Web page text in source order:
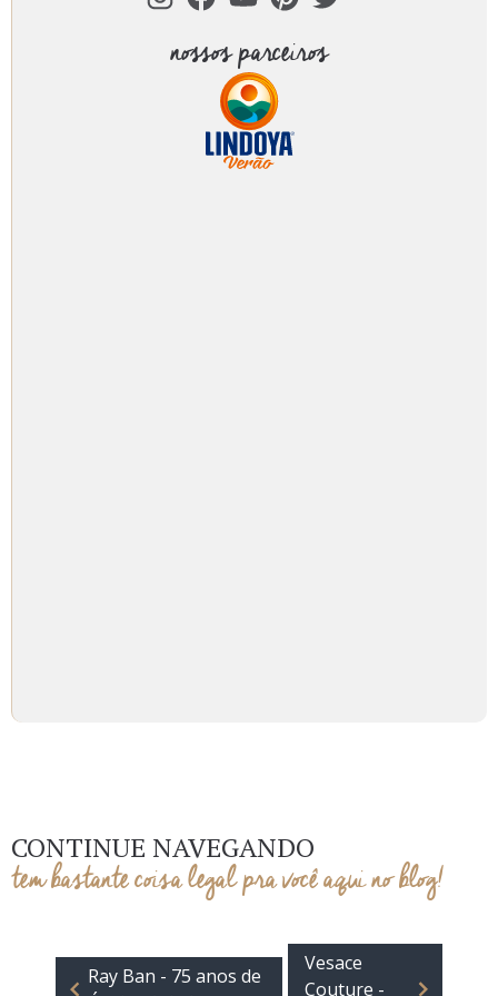
nossos parceiros
CONTINUE NAVEGANDO
tem bastante coisa legal pra você aqui no blog!
Ray Ban - 75 anos de
Vesace
Couture -